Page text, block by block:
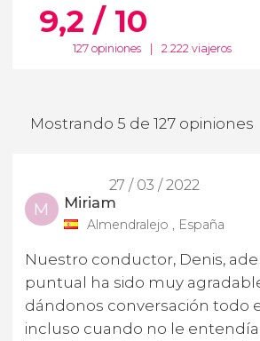
9,2 / 10
127 opiniones 2.222 viajeros
Mostrando 5 de 127 opiniones
27 / 03 / 2022
M Miriam
Almendralejo , España
Nuestro conductor, Denis,
puntual ha sido muy
dándonos conversación todo
incluso cuando no le